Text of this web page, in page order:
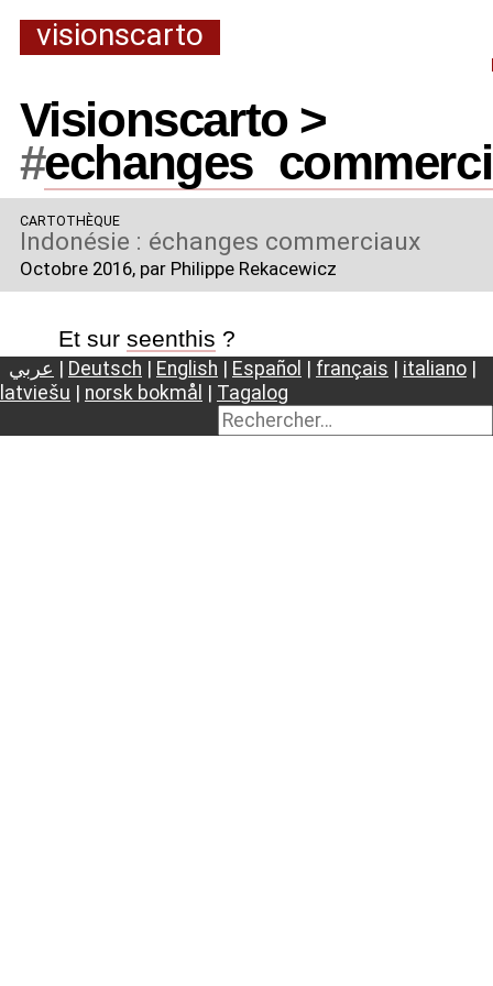
visionscarto
Visionscarto >
#echanges_
CARTOTHÈQUE
Indonésie : échanges commerciaux
Octobre 2016, par Philippe Rekacewicz
Et sur seenthis ?
عربي Deutsch English Español français italiano
latviešu
norsk bokmål Tagalog